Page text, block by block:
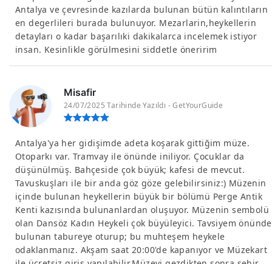
Antalya ve çevresinde kazılarda bulunan bütün kalıntıların
en degerlileri burada bulunuyor. Mezarlarin,heykellerin
detayları o kadar başarılıki dakikalarca incelemek istiyor
insan. Kesinlikle görülmesini siddetle öneririm
Misafir
24/07/2025 Tarihinde Yazıldı - GetYourGuide
Antalya'ya her gidişimde adeta koşarak gittiğim müze.
Otoparkı var. Tramvay ile önünde iniliyor. Çocuklar da
düşünülmüş. Bahçeside çok büyük; kafesi de mevcut.
Tavuskuşları ile bir anda göz göze gelebilirsiniz:) Müzenin
içinde bulunan heykellerin büyük bir bölümü Perge Antik
Kenti kazısında bulunanlardan oluşuyor. Müzenin sembolü
olan Dansöz Kadın Heykeli çok büyüleyici. Tavsiyem önünde
bulunan tabureye oturup; bu muhteşem heykele
odaklanmanız. Akşam saat 20:00'de kapanıyor ve Müzekart